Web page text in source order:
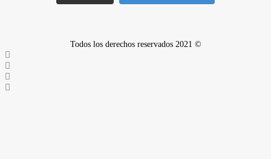
Todos los derechos reservados 2021 ©